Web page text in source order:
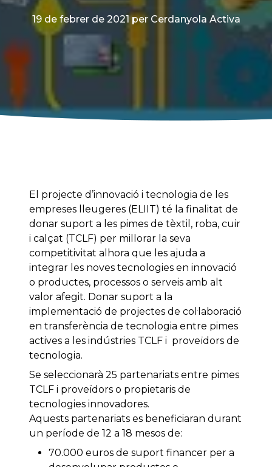
19 de febrer de 2021 per Cerdanyola Activa
El projecte d’innovació i tecnologia de les
empreses lleugeres (ELIIT) té la finalitat de
donar suport a les pimes de tèxtil, roba, cuir
i calçat (TCLF) per millorar la seva
competitivitat alhora que les ajuda a
integrar les noves tecnologies en innovació
o productes, processos o serveis amb alt
valor afegit. Donar suport a la
implementació de projectes de col·laboració
en transferència de tecnologia entre pimes
actives a les indústries TCLF i proveïdors de
tecnologia.
Se seleccionarà 25 partenariats entre pimes
TCLF i proveïdors o propietaris de
tecnologies innovadores.
Aquests partenariats es beneficiaran durant
un període de 12 a 18 mesos de:
70.000 euros de suport financer per a